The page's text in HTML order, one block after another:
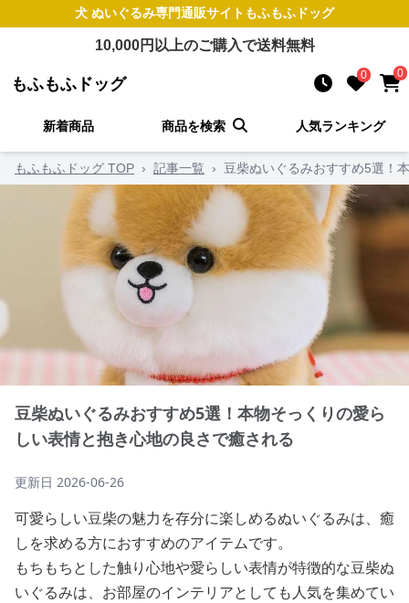
犬 ぬいぐるみ専門通販サイト もふもふドッグ
10,000円以上のご購入で送料無料
もふもふドッグ 0 0
新着商品 商品を検索 人気ランキング
もふもふドッグ TOP › 記事一覧 › 豆柴ぬいぐるみおすすめ5選！
豆柴ぬいぐるみおすすめ5選！本物そっくりの愛ら
しい表情と抱き心地の良さで癒される
更新日 2026-06-26
可愛らしい豆柴の魅力を存分に楽しめるぬいぐるみは、癒
しを求める方におすすめのアイテムです。
もちもちとした触り心地や愛らしい表情が特徴的な豆柴ぬ
いぐるみは、お部屋のインテリアとしても人気を集めてい